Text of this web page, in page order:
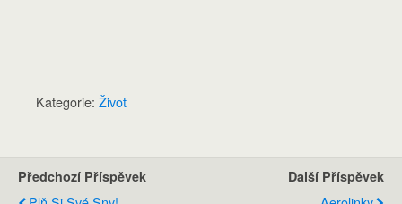
Kategorie: Život
Předchozí Příspěvek Další Příspěvek